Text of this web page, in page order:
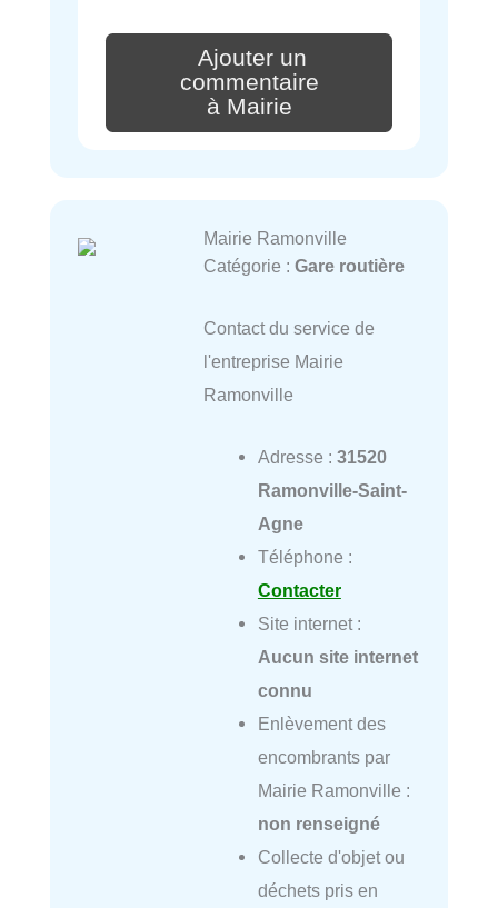
Ajouter un
commentaire
à Mairie
Mairie Ramonville
Catégorie : Gare routière
Contact du service de
l'entreprise Mairie
Ramonville
Adresse : 31520
Ramonville-Saint-
Agne
Téléphone :
Contacter
Site internet :
Aucun site internet
connu
Enlèvement des
encombrants par
Mairie Ramonville :
non renseigné
Collecte d'objet ou
déchets pris en